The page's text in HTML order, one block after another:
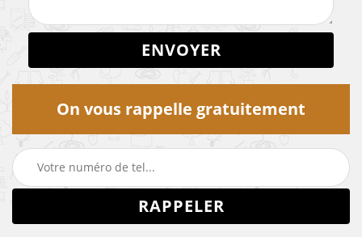
On vous rappelle gratuitement